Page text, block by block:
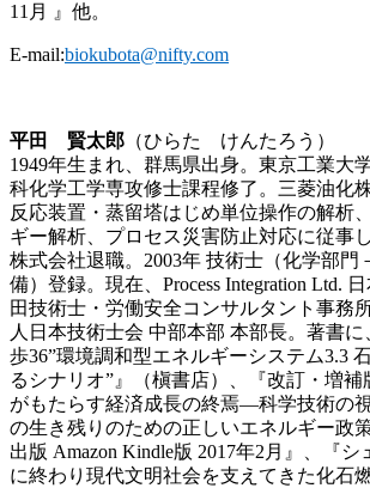
11月 』他。
E-mail:biokubota@nifty.com
平田 賢太郎 （ひらた けんたろう）
1949年生まれ、群馬県出身。東京工業大
科化学工学専攻修士課程修了。三菱油化
反応装置・蒸留塔はじめ単位操作の解析
ギー解析、プロセス災害防止対応に従事
株式会社退職。2003年 技術士（化学部門
備）登録。現在、Process Integration Ltd.
田技術士・労働安全コンサルタント事務
人日本技術士会 中部本部 本部長。著書
歩36”環境調和型エネルギーシステム3.3
るシナリオ”』（槇書店）、『改訂・増補
がもたらす経済成長の終焉—科学技術の
の生き残りのための正しいエネルギー政
出版 Amazon Kindle版 2017年2月』、『
に終わり現代文明社会を支えてきた化石